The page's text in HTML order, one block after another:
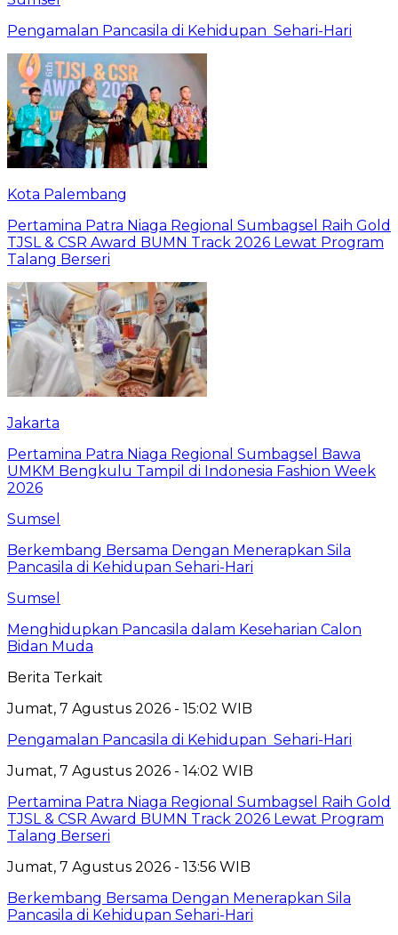
Pengamalan Pancasila di Kehidupan Sehari-Hari
Kota Palembang
Pertamina Patra Niaga Regional Sumbagsel Raih Gold
TJSL & CSR Award BUMN Track 2026 Lewat Program
Talang Berseri
Jakarta
Pertamina Patra Niaga Regional Sumbagsel Bawa
UMKM Bengkulu Tampil di Indonesia Fashion Week
2026
Sumsel
Berkembang Bersama Dengan Menerapkan Sila
Pancasila di Kehidupan Sehari-Hari
Sumsel
Menghidupkan Pancasila dalam Keseharian Calon
Bidan Muda
Berita Terkait
Jumat, 7 Agustus 2026 - 15:02 WIB
Pengamalan Pancasila di Kehidupan Sehari-Hari
Jumat, 7 Agustus 2026 - 14:02 WIB
Pertamina Patra Niaga Regional Sumbagsel Raih Gold
TJSL & CSR Award BUMN Track 2026 Lewat Program
Talang Berseri
Jumat, 7 Agustus 2026 - 13:56 WIB
Berkembang Bersama Dengan Menerapkan Sila
Pancasila di Kehidupan Sehari-Hari